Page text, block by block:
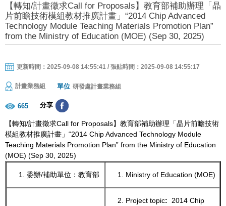
【轉知/計畫徵求Call for Proposals】教育部補助辦理「晶
片前瞻技術模組教材推廣計畫」“2014 Chip Advanced
Technology Module Teaching Materials Promotion Plan”
from the Ministry of Education (MOE) (Sep 30, 2025)
更新時間：2025-09-08 14:55:41 / 張貼時間：2025-09-08 14:55:17
計畫業務組 單位 研發處計畫業務組
665 分享
【轉知/計畫徵求Call for Proposals】教育部補助辦理「晶片前瞻技術
模組教材推廣計畫」“2014 Chip Advanced Technology Module
Teaching Materials Promotion Plan” from the Ministry of Education
(MOE) (Sep 30, 2025)
委辦/補助單位：教育部 Ministry of Education (MOE)
Project topic: 2014 Chip